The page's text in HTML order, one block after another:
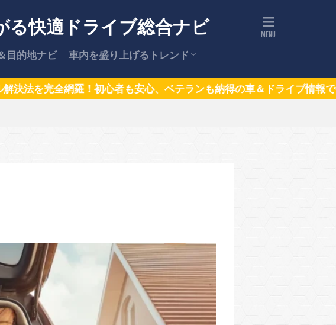
る快適ドライブ総合ナビ
目的地ナビ 車内を盛り上げるトレンド
ドライブの話題（トレンドニュー
話題の車
も安心、ベテランも納得の車＆ドライブ情報で毎日のドライブをもっ